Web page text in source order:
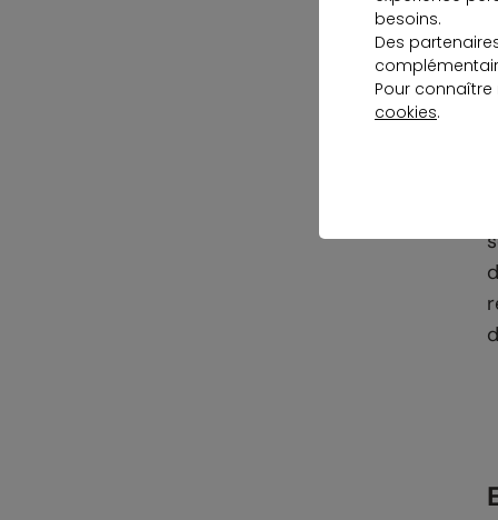
besoins.
Des
Pour
cookies.